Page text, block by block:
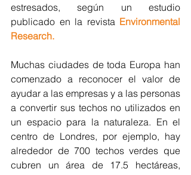
estresados, según un estudio
publicado en la revista Environmental
Research.
Muchas ciudades de toda Europa han
comenzado a reconocer el valor de
ayudar a las empresas y a las personas
a convertir sus techos no utilizados en
un espacio para la naturaleza. En el
centro de Londres, por ejemplo, hay
alrededor de 700 techos verdes que
cubren un área de 17.5 hectáreas,